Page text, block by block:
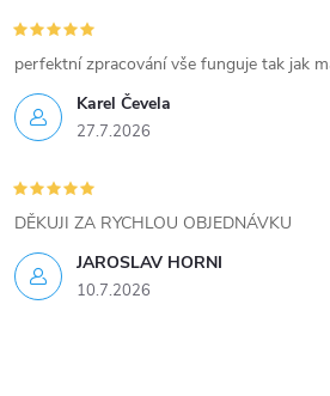
v
ý
p
i
s
u
Karel Čevela
27.7.2026
perfektní zpracování vše funguje tak jak
JAROSLAV HORNI
10.7.2026
DĚKUJI ZA RYCHLOU OBJEDNÁVKU